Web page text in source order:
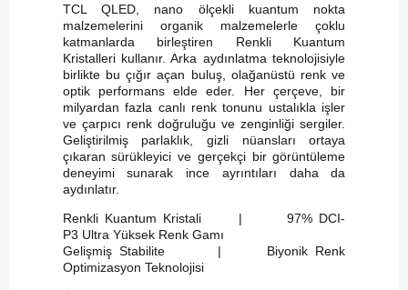
TCL QLED, nano ölçekli kuantum nokta
malzemelerini organik malzemelerle çoklu
katmanlarda birleştiren Renkli Kuantum
Kristalleri kullanır. Arka aydınlatma teknolojisiyle
birlikte bu çığır açan buluş, olağanüstü renk ve
optik performans elde eder. Her çerçeve, bir
milyardan fazla canlı renk tonunu ustalıkla işler
ve çarpıcı renk doğruluğu ve zenginliği sergiler.
Geliştirilmiş parlaklık, gizli nüansları ortaya
çıkaran sürükleyici ve gerçekçi bir görüntüleme
deneyimi sunarak ince ayrıntıları daha da
aydınlatır.
Renkli Kuantum Kristali | 97% DCI-
P3 Ultra Yüksek Renk Gamı
Gelişmiş Stabilite | Biyonik Renk
Optimizasyon Teknolojisi